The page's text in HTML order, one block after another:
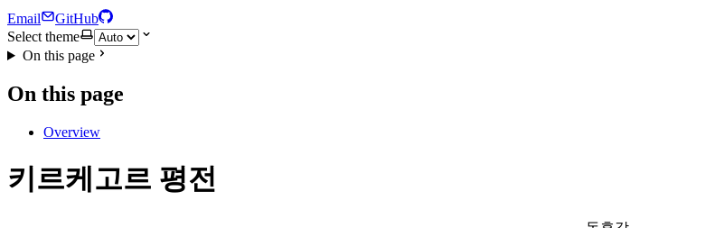
Email
GitHub
Select theme
On this page
On this page
Overview
키르케고르 평전